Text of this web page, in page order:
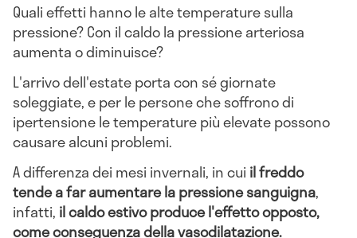
Quali effetti hanno le alte temperature sulla
pressione? Con il caldo la pressione arteriosa
aumenta o diminuisce?
L'arrivo dell'estate porta con sé giornate
soleggiate, e per le persone che soffrono di
ipertensione le temperature più elevate possono
causare alcuni problemi.
A differenza dei mesi invernali, in cui il freddo
tende a far aumentare la pressione sanguigna,
infatti, il caldo estivo produce l'effetto opposto,
come conseguenza della vasodilatazione.